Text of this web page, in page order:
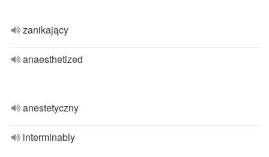
zanikający
anaesthetized
anestetyczny
interminably